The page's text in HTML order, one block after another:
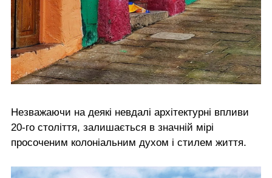
Незважаючи на деякі невдалі архітектурні впливи
20-го століття, залишається в значній мірі
просоченим колоніальним духом і стилем життя.